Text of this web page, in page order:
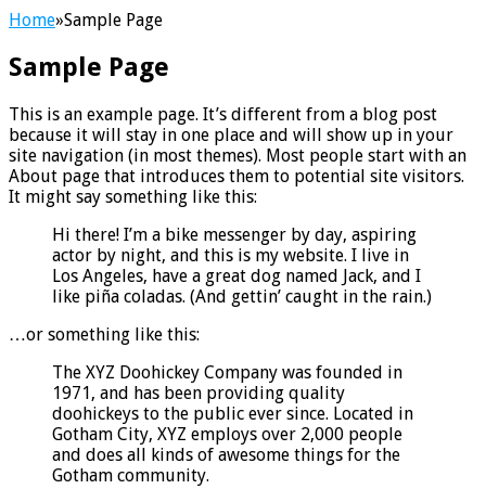
Home»Sample Page
Sample Page
This is an example page. It’s different from a blog post
because it will stay in one place and will show up in your
site navigation (in most themes). Most people start with an
About page that introduces them to potential site visitors.
It might say something like this:
Hi there! I’m a bike messenger by day, aspiring
actor by night, and this is my website. I live in
Los Angeles, have a great dog named Jack, and I
like piña coladas. (And gettin’ caught in the rain.)
…or something like this:
The XYZ Doohickey Company was founded in
1971, and has been providing quality
doohickeys to the public ever since. Located in
Gotham City, XYZ employs over 2,000 people
and does all kinds of awesome things for the
Gotham community.